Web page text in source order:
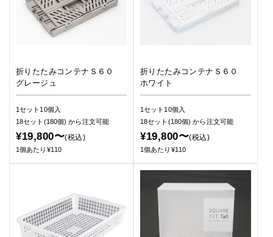
折りたたみコンテナＳ６０
グレージュ
1セット10個入
18セット(180個)から注文可能
¥19,800〜(税込)
1個あたり¥110
折りたたみコンテナＳ６０
ホワイト
1セット10個入
18セット(180個)から注文可能
¥19,800〜(税込)
1個あたり¥110